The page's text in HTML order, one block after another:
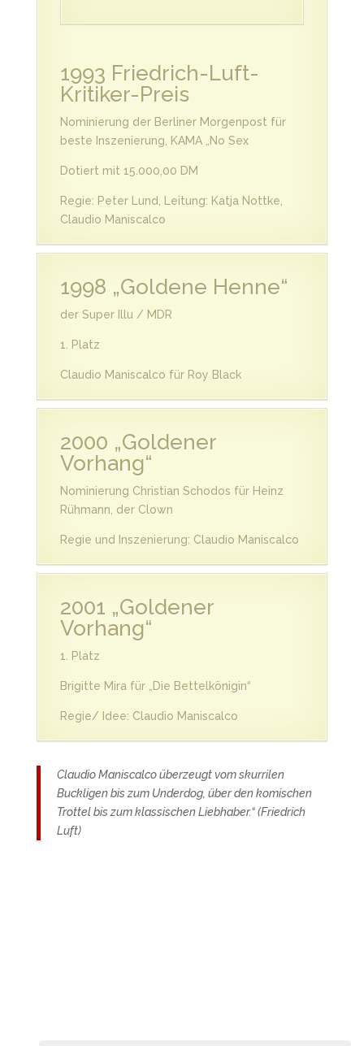
1993 Friedrich-Luft-
Kritiker-Preis
Nominierung der Berliner Morgenpost für
beste Inszenierung, KAMA „No Sex
Dotiert mit 15.000,00 DM
Regie: Peter Lund, Leitung: Katja Nottke,
Claudio Maniscalco
1998 „Goldene Henne“
der Super Illu / MDR
1. Platz
Claudio Maniscalco für Roy Black
2000 „Goldener
Vorhang“
Nominierung Christian Schodos für Heinz
Rühmann, der Clown
Regie und Inszenierung: Claudio Maniscalco
2001 „Goldener
Vorhang“
1. Platz
Brigitte Mira für „Die Bettelkönigin“
Regie/ Idee: Claudio Maniscalco
Claudio Maniscalco überzeugt vom skurrilen
Buckligen bis zum Underdog, über den komischen
Trottel bis zum klassischen Liebhaber.“ (Friedrich
Luft)